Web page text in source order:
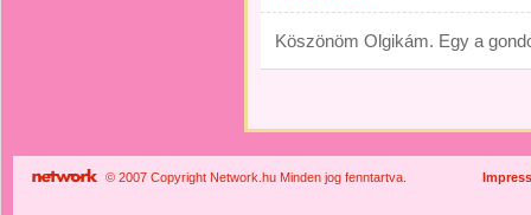
Köszönöm Olgikám. Egy a
© 2007 Copyright Network.hu Minden jog fenntartva.